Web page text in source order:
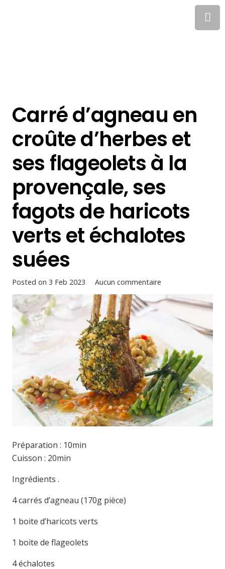
Carré d’agneau en
croûte d’herbes et
ses flageolets à la
provençale, ses
fagots de haricots
verts et échalotes
suées
Posted on 3 Feb 2023 Aucun commentaire
Préparation : 10min
Cuisson : 20min
Ingrédients .
4 carrés d’agneau (170g pièce)
1 boite d’haricots verts
1 boite de flageolets
4 échalotes